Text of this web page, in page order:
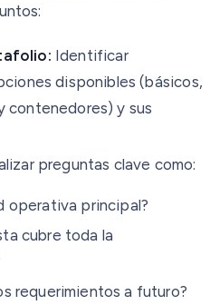
Identificar
disponibles (básicos,
contenedores) y sus
preguntas clave como:
operativa principal?
cubre toda la
requerimientos a futuro?